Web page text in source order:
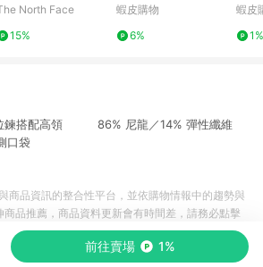
8G77JK3
North Face
15%
抗uv100 透氣防曬衣女
曬外套 遮陽外套 騎車
蝦皮購物
6%
連帽
蝦皮
1%
搭配高領 86% 尼龍／14% 彈性纖維
袋
前往賣場 1%
商品資訊的整合性平台，並依購物情報中的趨勢與
品推薦，商品資料更新會有時間差，請務必點擊
認現售價與購物條件，一切資訊以合作廠商網頁為